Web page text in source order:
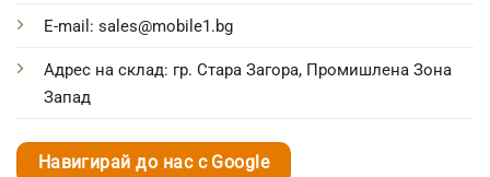
E-mail: sales@mobile1.bg
Адрес на склад: гр. Стара Загора, Промишлена Зона
Запад
Навигирай до нас с Google